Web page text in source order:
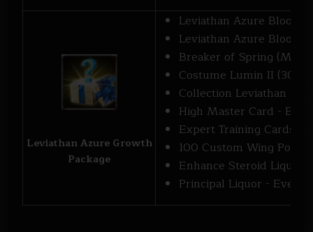
Leviathan Azure Growth
Package
Leviathan Azure Bloody
Leviathan Azure Bloody
Breaker of Spring
Costume Lumin II (30
Collection Leviathan
High Master Card -
Expert Training Cards [3]
100 Custom Wing Point
Enhance Steroid Liquor
Principal Liquor - Event